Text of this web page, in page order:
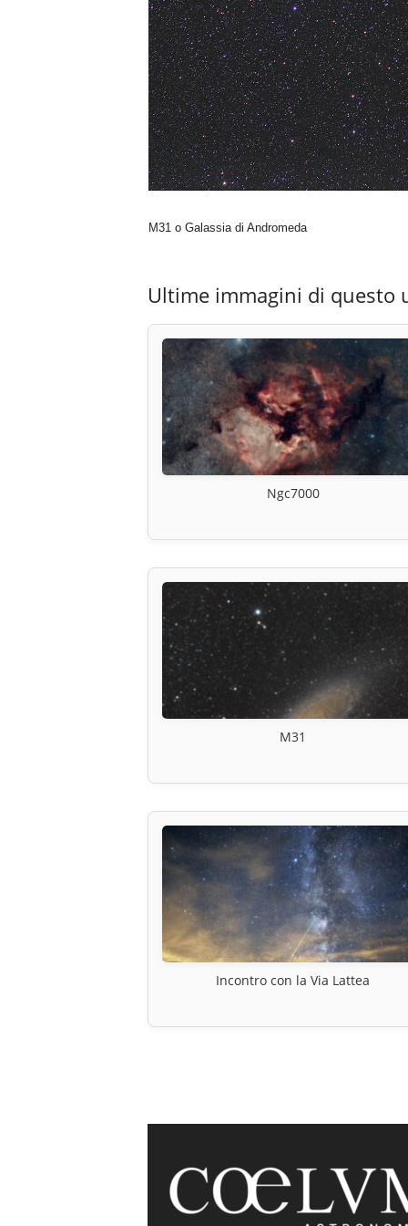
M31 o Galassia di Andromeda
Ultime immagini di questo
Ngc7000
M31
Incontro con la Via Lattea